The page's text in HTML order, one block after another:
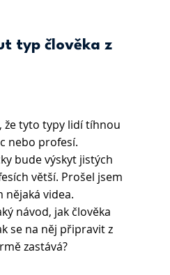
typ člověka z
že tyto typy lidí tíhnou
nebo profesí.
bude výskyt jistých
větší. Prošel jsem
nějaká videa.
návod, jak člověka
se na něj připravit z
zastává?